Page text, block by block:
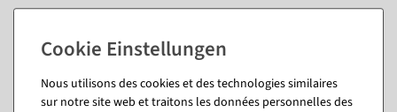
Vous pourriez aussi aimer (8)
Nous utilisons des cookies et des technologies similaires
sur notre site web et traitons les données personnelles des